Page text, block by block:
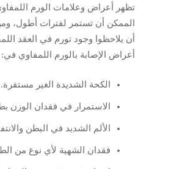
تظهر أعراض وعلامات الورم
الممكن أن تستمر لفترات أطول،
أن يلاحظوا وجود تورم في العقد
أعراض الإصابة بالورم اللمفاوي في:
الكحة الشديدة الغير مستقرة.
الاستمرار في فقدان الوزن
الألم الشديد في البطن
فقدان الشهية لأي نوع من